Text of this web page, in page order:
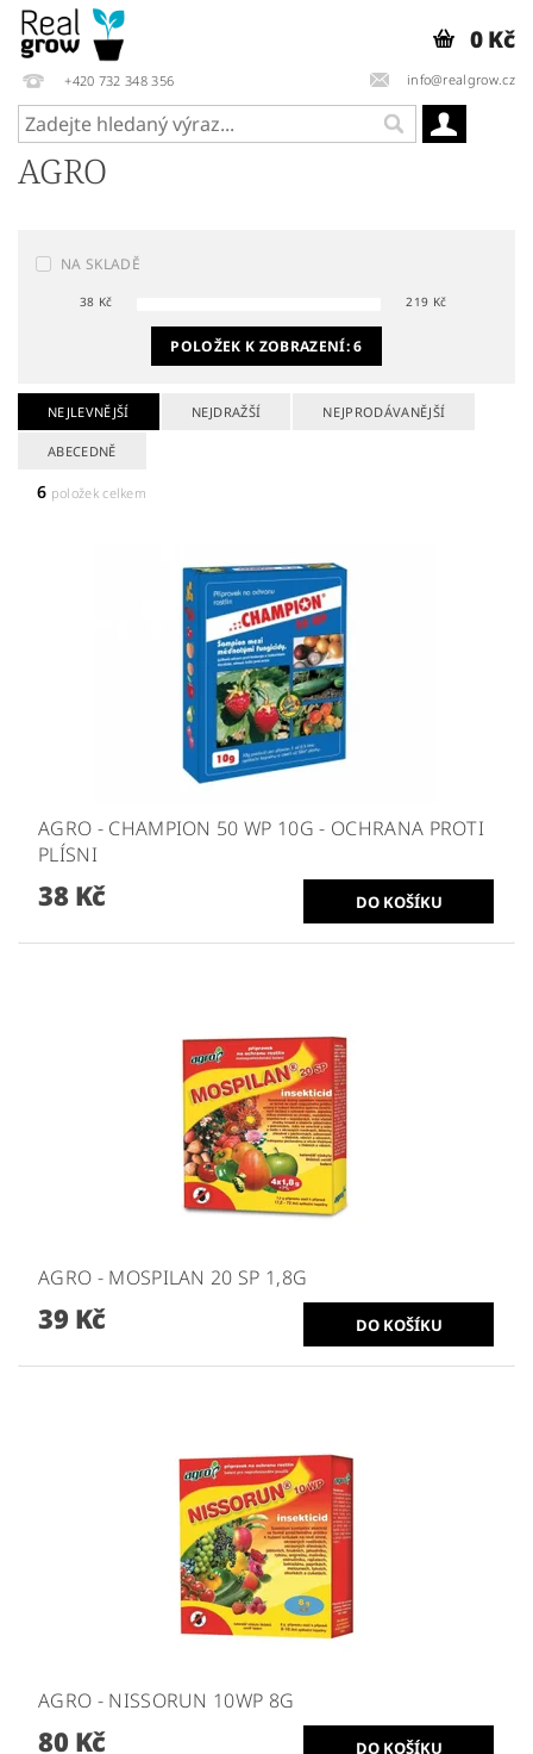
+420 732 348 356 info@realgrow.cz
0 Kč
AGRO
NA SKLADĚ
38 Kč 219 Kč
POLOŽEK K ZOBRAZENÍ:6
NEJLEVNĚJŠÍ NEJDRAŽŠÍ NEJPRODÁVANĚJŠÍ
ABECEDNĚ
6 položek celkem
AGRO - CHAMPION 50 WP 10G - OCHRANA PROTI
PLÍSNI
38 Kč
AGRO - MOSPILAN 20 SP 1,8G
39 Kč
AGRO - NISSORUN 10WP 8G
80 Kč